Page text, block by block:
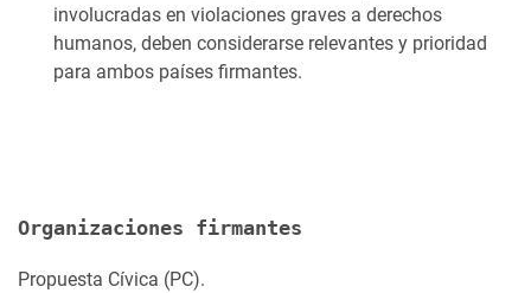
involucradas en violaciones graves a derechos
humanos, deben considerarse relevantes y prioridad
para ambos países firmantes.
Organizaciones firmantes
Propuesta Cívica (PC).